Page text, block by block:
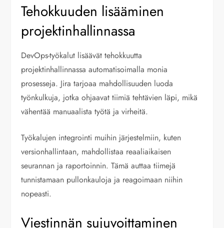
Tehokkuuden lisääminen
projektinhallinnassa
DevOps-työkalut lisäävät tehokkuutta
projektinhallinnassa automatisoimalla monia
prosesseja. Jira tarjoaa mahdollisuuden luoda
työnkulkuja, jotka ohjaavat tiimiä tehtävien läpi, mikä
vähentää manuaalista työtä ja virheitä.
Työkalujen integrointi muihin järjestelmiin, kuten
versionhallintaan, mahdollistaa reaaliaikaisen
seurannan ja raportoinnin. Tämä auttaa tiimejä
tunnistamaan pullonkauloja ja reagoimaan niihin
nopeasti.
Viestinnän sujuvoittaminen